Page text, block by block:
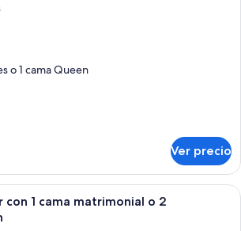
o 1 cama Queen
Ver precio
Habitación de hotel con cama,
1 cama matrimonial o 2